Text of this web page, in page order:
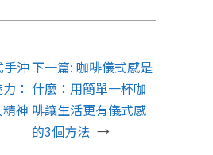
手沖
：
神
下一篇:咖啡儀式感是
什麼：用簡單一杯咖
啡讓生活更有儀式感
的3個方法 →